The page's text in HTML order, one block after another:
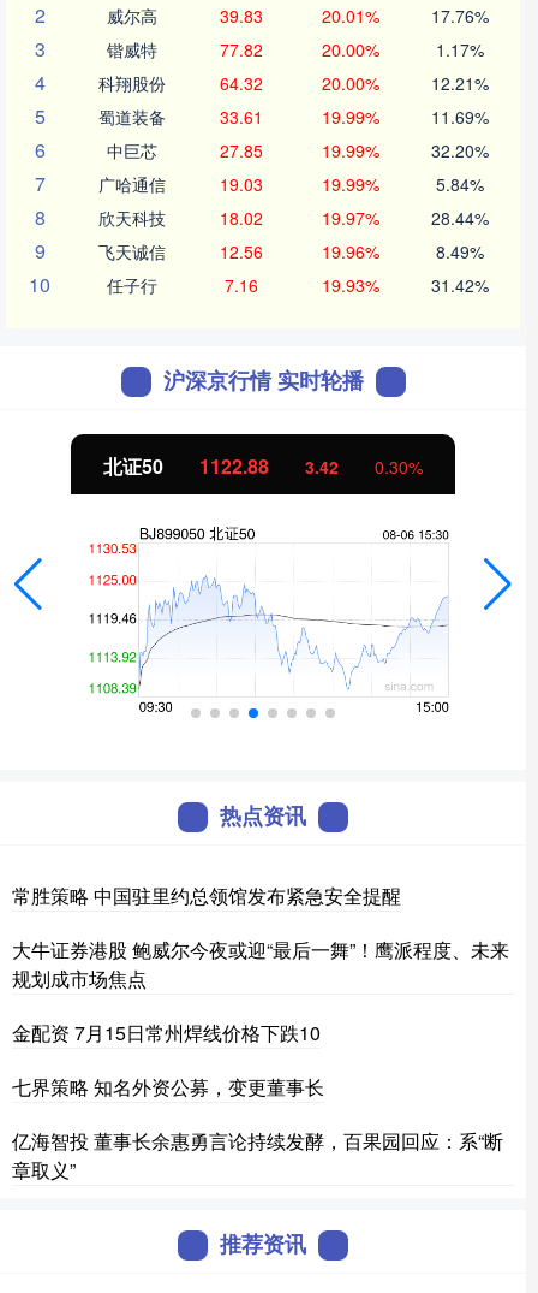
2 威尔高 39.83 20.01% 17.76%
3 锴威特 77.82 20.00% 1.17%
4 科翔股份 64.32 20.00% 12.21%
5 蜀道装备 33.61 19.99% 11.69%
6 中巨芯 27.85 19.99% 32.20%
7 广哈通信 19.03 19.99% 5.84%
8 欣天科技 18.02 19.97% 28.44%
9 飞天诚信 12.56 19.96% 8.49%
10 任子行 7.16 19.93% 31.42%
沪深京行情 实时轮播
北证50 1122.88 3.42 0.30%
热点资讯
常胜策略 中国驻里约总领馆发布紧急安全提醒
大牛证券港股 鲍威尔今夜或迎“最后一舞”！鹰派程度、未来
规划成市场焦点
金配资 7月15日常州焊线价格下跌10
七界策略 知名外资公募，变更董事长
亿海智投 董事长余惠勇言论持续发酵，百果园回应：系“断
章取义”
推荐资讯